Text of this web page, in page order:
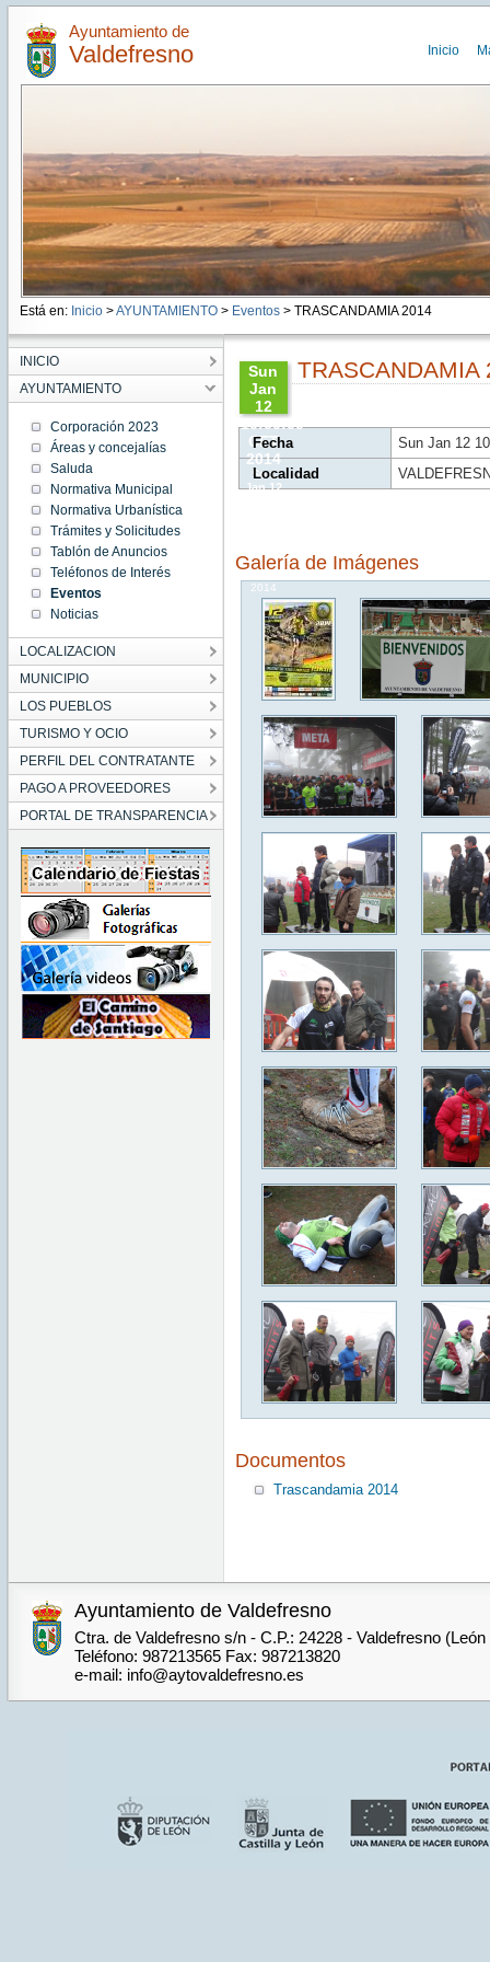
Ayuntamiento de
Valdefresno Inicio
Está en: Inicio >AYUNTAMIENTO> Eventos> TRASCANDAMIA 2014
INICIO
AYUNTAMIENTO
Corporación 2023
Áreas y concejalías
Saluda
Normativa Municipal
Normativa Urbanística
Trámites y Solicitudes
Tablón de Anuncios
Teléfonos de Interés
Eventos
Noticias
LOCALIZACION
MUNICIPIO
LOS PUEBLOS
TURISMO Y OCIO
PERFIL DEL CONTRATANTE
PAGO A PROVEEDORES
PORTAL DE TRANSPARENCIA
Sun
Jan
12
10:00:00
CET
2014
Sun
Jan 12
10:00:00
2014
TRASCANDAMIA
Fecha
Sun Jan 12
Localidad
Galería de Imágenes
Documentos
Trascandamia 2014
Ayuntamiento de Valdefresno
Ctra. de Valdefresno s/n - C.P.: 24228 - Valdefresno
Teléfono: 987213565 Fax: 987213820
e-mail: info@aytovaldefresno.es